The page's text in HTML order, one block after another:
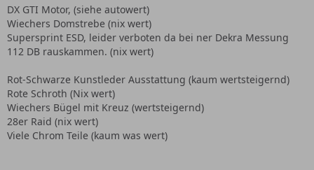
DX GTI Motor, (siehe autowert)
Wiechers Domstrebe (nix wert)
Supersprint ESD, leider verboten da bei ner Dekra Messung
112 DB rauskammen. (nix wert)
Rot-Schwarze Kunstleder Ausstattung (kaum wertsteigernd)
Rote Schroth (Nix wert)
Wiechers Bügel mit Kreuz (wertsteigernd)
28er Raid (nix wert)
Viele Chrom Teile (kaum was wert)